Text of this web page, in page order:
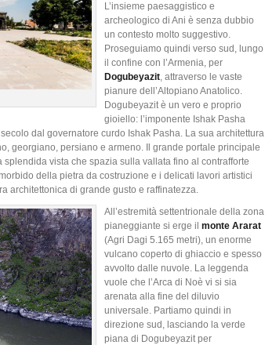
L’insieme paesaggistico e
archeologico di Ani è senza dubbio
un contesto molto suggestivo.
Proseguiamo quindi verso sud, lungo
il confine con l’Armenia, per
Dogubeyazit, attraverso le vaste
pianure dell’Altopiano Anatolico.
Dogubeyazit è un vero e proprio
gioiello: l’imponente Ishak Pasha
dal governatore curdo Ishak Pasha. La sua architettura
georgiano, persiano e armeno. Il grande portale principale
vista che spazia sulla vallata fino al contrafforte
della pietra da costruzione e i delicati lavori artistici
architettonica di grande gusto e raffinatezza.
All’estremità settentrionale della zona
pianeggiante si erge il monte Ararat
(Agri Dagi 5.165 metri), un enorme
vulcano coperto di ghiaccio e spesso
avvolto dalle nuvole. La leggenda
vuole che l’Arca di Noè vi si sia
arenata alla fine del diluvio
universale. Partiamo quindi in
direzione sud, lasciando la verde
piana di Dogubeyazit per